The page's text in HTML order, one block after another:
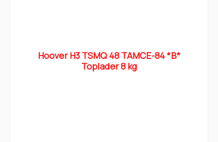
Hoover H3 TSMQ 48 TAMCE-84 *B*
Toplader 8 kg